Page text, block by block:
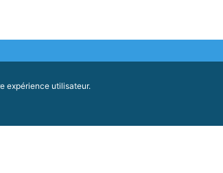
Social et Environnemental
Aquitaine
FACEBOOK
expérience utilisateur.